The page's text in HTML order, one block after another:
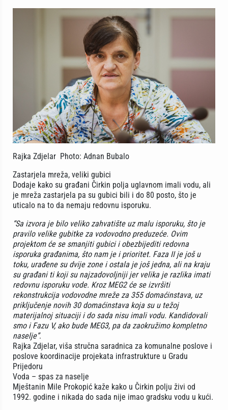
Rajka Zdjelar Photo: Adnan Bubalo
Zastarjela mreža, veliki gubici
Dodaje kako su građani Čirkin polja uglavnom imali vodu, ali
je mreža zastarjela pa su gubici bili i do 80 posto, što je
uticalo na to da nemaju redovnu isporuku.
“Sa izvora je bilo veliko zahvatište uz malu isporuku, što je
pravilo velike gubitke za vodovodno preduzeće. Ovim
projektom će se smanjiti gubici i obezbijediti redovna
isporuka građanima, što nam je i prioritet. Faza II je još u
toku, urađene su dvije zone i ostala je još jedna, ali na kraju
su građani ti koji su najzadovoljniji jer velika je razlika imati
redovnu isporuku vode. Kroz MEG2 će se izvršiti
rekonstrukcija vodovodne mreže za 355 domaćinstava, uz
priključenje novih 30 domaćinstava koja su u težoj
materijalnoj situaciji i do sada nisu imali vodu. Kandidovali
smo i Fazu V, ako bude MEG3, pa da zaokružimo kompletno
naselje”.
Rajka Zdjelar, viša stručna saradnica za komunalne poslove i
poslove koordinacije projekata infrastrukture u Gradu
Prijedoru
Voda – spas za naselje
Mještanin Mile Prokopić kaže kako u Čirkin polju živi od
1992. godine i nikada do sada nije imao gradsku vodu u kući.